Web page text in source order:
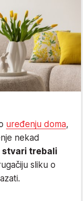
uređenju doma,
nekad
stvari trebali
sliku o